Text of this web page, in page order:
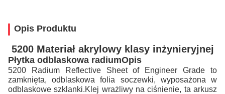
Opis Produktu
5200 Materiał akrylowy klasy inżynieryjnej
Płytka odblaskowa radiumOpis
5200 Radium Reflective Sheet of Engineer Grade to
zamknięta, odblaskowa folia soczewki, wyposażona w
odblaskowe szklanki.Klej wrażliwy na ciśnienie, ta arkusz